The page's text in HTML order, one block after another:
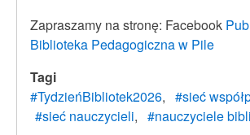
Zapraszamy na stronę: Facebook
Biblioteka Pedagogiczna w Pile
Tagi
#TydzieńBibliotek2026
#sieć
#sieć nauczycieli
#nauczyciele